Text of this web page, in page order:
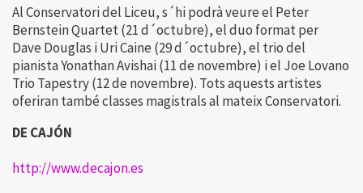
Al Conservatori del Liceu, s´hi podrà veure el Peter
Bernstein Quartet (21 d´octubre), el duo format per
Dave Douglas i Uri Caine (29 d´octubre), el trio del
pianista Yonathan Avishai (11 de novembre) i el Joe Lovano
Trio Tapestry (12 de novembre). Tots aquests artistes
oferiran també classes magistrals al mateix Conservatori.
DE CAJÓN
http://www.decajon.es